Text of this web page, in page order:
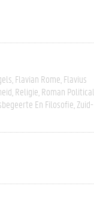
Flavian Rome Flavius
Religie Roman Political
En Filosofie Zuid-